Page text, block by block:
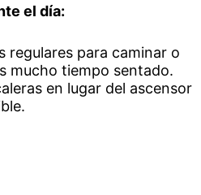
el día:
regulares para caminar o
mucho tiempo sentado.
en lugar del ascensor